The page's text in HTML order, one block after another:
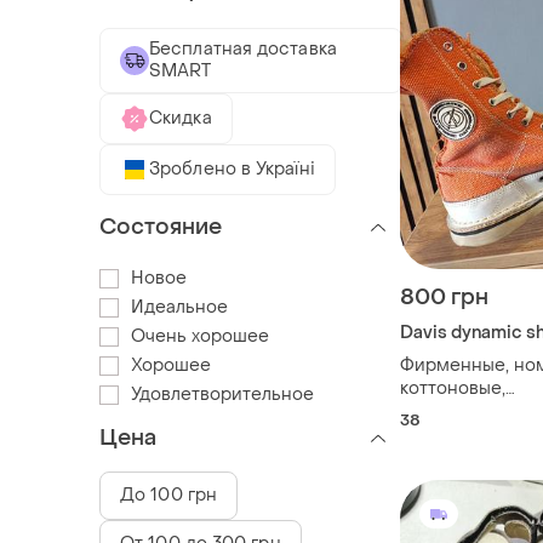
800 грн
Davis dynamic
Фирменные,
коттоновые,
38
Бесплатная доставка
SMART
Скидка
Зроблено в Україні
Состояние
Новое
Идеальное
Очень хорошее
Хорошее
Удовлетворительное
Цена
До 100 грн